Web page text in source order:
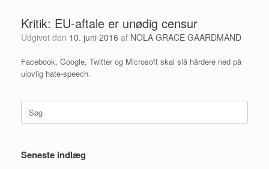
Kritik: EU-aftale er unødig censur
Udgivet den 10. juni 2016 af NOLA GRACE GAARDMAND
Facebook, Google, Twitter og Microsoft skal slå hårdere ned på
ulovlig hate-speech.
Søg
efter:
Seneste indlæg